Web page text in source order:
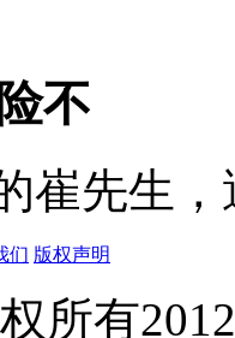
不
崔先生
们 版权声明
所有